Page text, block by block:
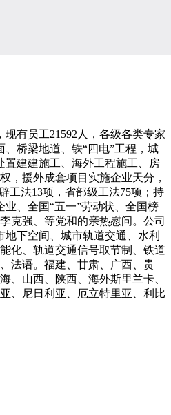
有员工21592人，各级各类专家
桥梁地道、铁“四电”工程，城
置建建施工、海外工程施工、房
，援外成套项目实施企业天分，
工法13项，省部级工法75项；持
、全国“五一”劳动状、全国榜
克强、等党和的亲热慰问。公司
下空间、城市轨道交通、水利
化、轨道交通信号取节制、铁道
法语。福建、甘肃、广西、贵
、山西、陕西、海外斯里兰卡、
、尼日利亚、厄立特里亚、利比